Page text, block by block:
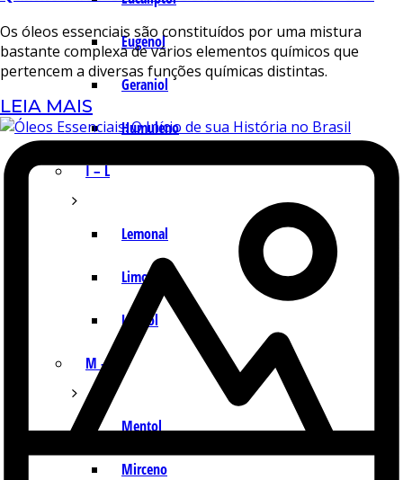
Eugenol
Geraniol
Humuleno
I – L
Lemonal
Limoneno
Linalol
M – P
Mentol
Mirceno
Os óleos essenciais são constituídos por uma mistura
bastante complexa de vários elementos químicos que
pertencem a diversas funções químicas distintas.
LEIA MAIS